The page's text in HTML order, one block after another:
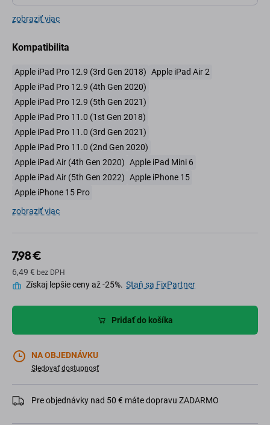
zobraziť viac
Kompatibilita
Apple iPad Pro 12.9 (3rd Gen 2018) Apple iPad Air 2
Apple iPad Pro 12.9 (4th Gen 2020)
Apple iPad Pro 12.9 (5th Gen 2021)
Apple iPad Pro 11.0 (1st Gen 2018)
Apple iPad Pro 11.0 (3rd Gen 2021)
Apple iPad Pro 11.0 (2nd Gen 2020)
Apple iPad Air (4th Gen 2020) Apple iPad Mini 6
Apple iPad Air (5th Gen 2022) Apple iPhone 15
Apple iPhone 15 Pro
zobraziť viac
7,98 €
6,49 € bez DPH
Získaj lepšie ceny až -25%. Staň sa FixPartner
Pridať do košíka
NA OBJEDNÁVKU
Sledovať dostupnosť
Pre objednávky nad 50 € máte dopravu ZADARMO